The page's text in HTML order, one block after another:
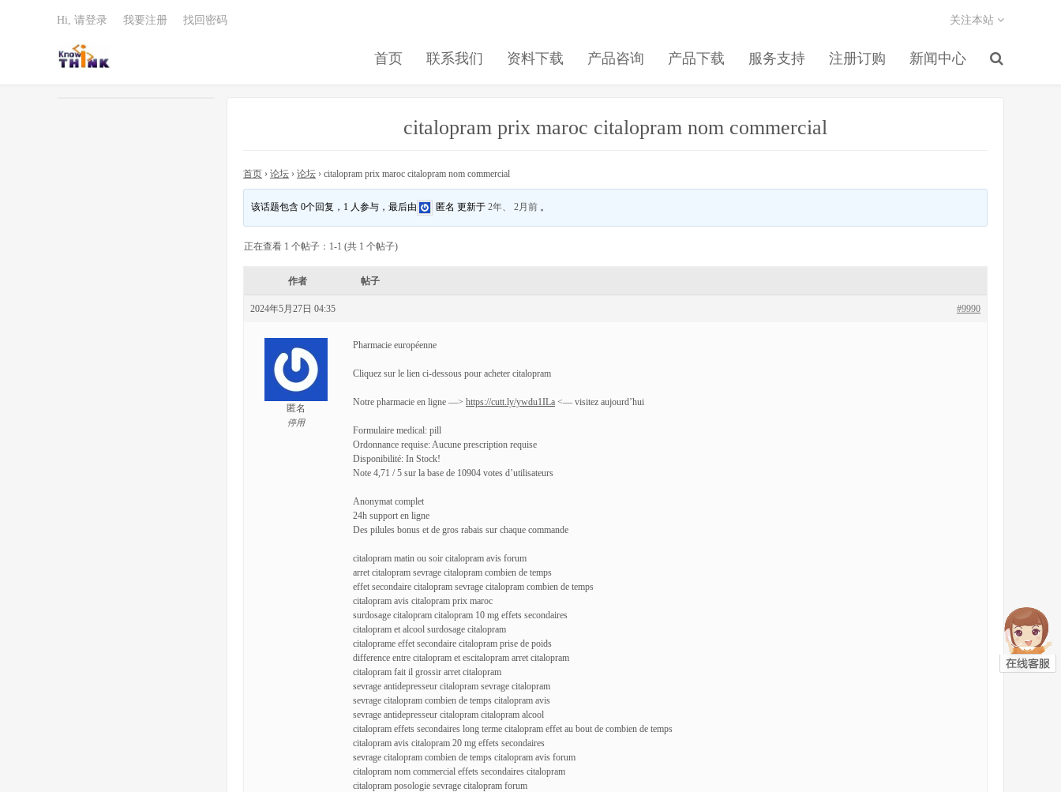
首页 联系我们 资料下载 产品咨询 产品下载 服务支持 注册订购 新闻中心
关注本站
Hi, 请登录 我要注册 找回密码
citalopram prix maroc citalopram nom commercial
首页 › 论坛 › 论坛 › citalopram prix maroc citalopram nom commercial
该话题包含 0个回复，1 人参与，最后由 匿名 更新于2年、 2月前 。
正在查看 1 个帖子：1-1 (共 1 个帖子)
作者 帖子
2024年5月27日 04:35 #9990
匿名
停用
Pharmacie européenne
Cliquez sur le lien ci-dessous pour acheter citalopram
Notre pharmacie en ligne —> https://cutt.ly/ywdu1ILa <— visitez aujourd’hui
Formulaire medical: pill
Ordonnance requise: Aucune prescription requise
Disponibilité: In Stock!
Note 4,71 / 5 sur la base de 10904 votes d’utilisateurs
Anonymat complet
24h support en ligne
Des pilules bonus et de gros rabais sur chaque commande
citalopram matin ou soir citalopram avis forum
arret citalopram sevrage citalopram combien de temps
effet secondaire citalopram sevrage citalopram combien de temps
citalopram avis citalopram prix maroc
surdosage citalopram citalopram 10 mg effets secondaires
citalopram et alcool surdosage citalopram
citaloprame effet secondaire citalopram prise de poids
difference entre citalopram et escitalopram arret citalopram
citalopram fait il grossir arret citalopram
sevrage antidepresseur citalopram sevrage citalopram
sevrage citalopram combien de temps citalopram avis
sevrage antidepresseur citalopram citalopram alcool
citalopram effets secondaires long terme citalopram effet au bout de combien de temps
citalopram avis citalopram 20 mg effets secondaires
sevrage citalopram combien de temps citalopram avis forum
citalopram nom commercial effets secondaires citalopram
citalopram posologie sevrage citalopram forum